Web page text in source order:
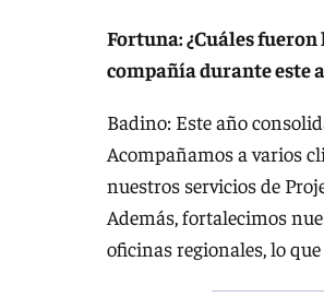
Fortuna: ¿Cuáles
compañía durante este
Badino: Este año
Acompañamos a varios
nuestros servicios de
Además, fortalecimos
oficinas regionales, lo